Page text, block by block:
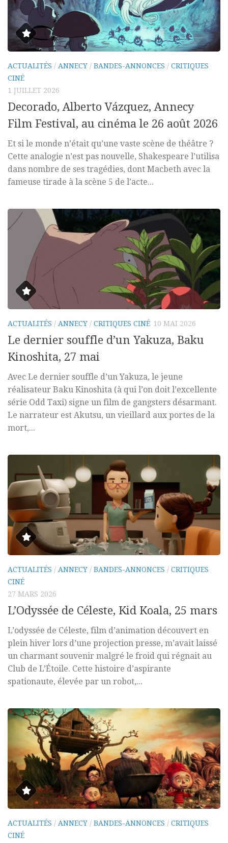
ACTUALITÉS / ANNECY / BANDES-ANNONCES / CRITIQUES
CINÉ
1 JUILLET 2026
Decorado, Alberto Vázquez, Annecy
Film Festival, au cinéma le 26 août 2026
Et si le monde n’était qu’une vaste scène de théâtre ?
Cette analogie n’est pas nouvelle, Shakespeare l’utilisa
dans nombre de ses tragédies, dont Macbeth avec la
fameuse tirade à la scène 5 de l’acte...
ACTUALITÉS / ANNECY / CRITIQUES CINÉ 10 MAI 2026
Le dernier souffle d’un Yakuza, Baku
Kinoshita, 27 mai
Avec Le dernier souffle d’un Yakuza, le jeune
réalisateur Baku Kinoshita (à qui l’on doit l’excellente
série Odd Taxi) signe un film de gangsters désarmant.
Le narrateur est Akutsu, un vieillard aux portes de la
mort,...
ACTUALITÉS / ANNECY / BANDES-ANNONCES / CRITIQUES
CINÉ
27 MARS 2026
L’Odyssée de Céleste, Kid Koala, 25 mars
L’odyssée de Céleste, film d’animation découvert en
plein hiver lors d’une projection presse, m’avait laissé
un charmant souvenir malgré le froid qui régnait au
Club de L’Étoile. Cette histoire d’aspirante
spationaute, élevée par un robot,...
ACTUALITÉS / ANNECY / BANDES-ANNONCES / CRITIQUES
CINÉ